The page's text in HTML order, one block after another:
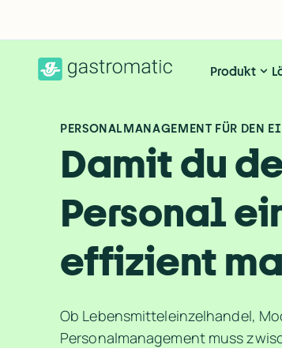
Produkt
PERSONALMANAGEMENT FÜR DEN
Damit du
Personal
effizient
Ob Lebensmitteleinzelhandel,
Personalmanagement muss